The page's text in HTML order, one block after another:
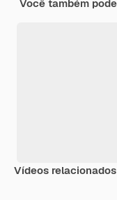
Você também
Vídeos relacionados